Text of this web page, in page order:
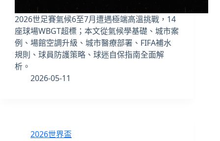
2026世足賽氣候6至7月遭遇極端高溫挑戰，14
座球場WBGT超標；本文從氣候學基礎、城市案
例、場館空調升級、城市醫療部署、FIFA補水
規則、球員防護策略、球迷自保指南全面解
析。
2026-05-11
2026世界盃